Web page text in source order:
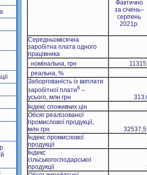
Фактично
за січень–
серпень
2021р.
Середньомісячна
заробітна плата одного
працівника
номінальна, грн
11315
реальна, %
Заборгованість із виплати
заробітної плати6 –
усього, млн.грн
Індекс споживчих цін
Обсяг реалізованої
промислової продукції,
млн.грн
32537,5
Індекс промислової
продукції
Індекс
сільськогосподарської
продукції